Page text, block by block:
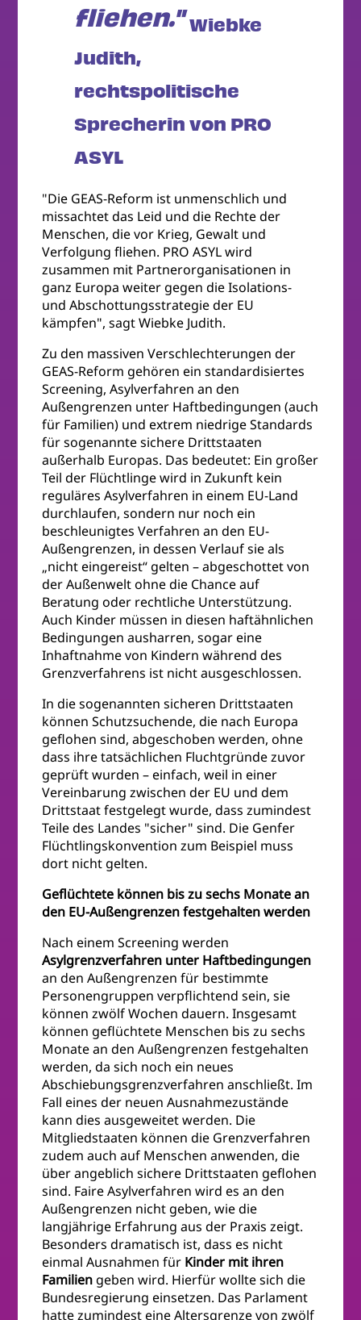
fliehen." Wiebke
Judith,
rechtspolitische
Sprecherin von PRO
ASYL
"Die GEAS-Reform ist unmenschlich und
missachtet das Leid und die Rechte der
Menschen, die vor Krieg, Gewalt und
Verfolgung fliehen. PRO ASYL wird
zusammen mit Partnerorganisationen in
ganz Europa weiter gegen die Isolations-
und Abschottungsstrategie der EU
kämpfen", sagt Wiebke Judith.
Zu den massiven Verschlechterungen der
GEAS-Reform gehören ein standardisiertes
Screening, Asylverfahren an den
Außengrenzen unter Haftbedingungen (auch
für Familien) und extrem niedrige Standards
für sogenannte sichere Drittstaaten
außerhalb Europas. Das bedeutet: Ein großer
Teil der Flüchtlinge wird in Zukunft kein
reguläres Asylverfahren in einem EU-Land
durchlaufen, sondern nur noch ein
beschleunigtes Verfahren an den EU-
Außengrenzen, in dessen Verlauf sie als
„nicht eingereist“ gelten – abgeschottet von
der Außenwelt ohne die Chance auf
Beratung oder rechtliche Unterstützung.
Auch Kinder müssen in diesen haftähnlichen
Bedingungen ausharren, sogar eine
Inhaftnahme von Kindern während des
Grenzverfahrens ist nicht ausgeschlossen.
In die sogenannten sicheren Drittstaaten
können Schutzsuchende, die nach Europa
geflohen sind, abgeschoben werden, ohne
dass ihre tatsächlichen Fluchtgründe zuvor
geprüft wurden – einfach, weil in einer
Vereinbarung zwischen der EU und dem
Drittstaat festgelegt wurde, dass zumindest
Teile des Landes "sicher" sind. Die Genfer
Flüchtlingskonvention zum Beispiel muss
dort nicht gelten.
Geflüchtete können bis zu sechs Monate an
den EU-Außengrenzen festgehalten werden
Nach einem Screening werden
Asylgrenzverfahren unter Haftbedingungen
an den Außengrenzen für bestimmte
Personengruppen verpflichtend sein, sie
können zwölf Wochen dauern. Insgesamt
können geflüchtete Menschen bis zu sechs
Monate an den Außengrenzen festgehalten
werden, da sich noch ein neues
Abschiebungsgrenzverfahren anschließt. Im
Fall eines der neuen Ausnahmezustände
kann dies ausgeweitet werden. Die
Mitgliedstaaten können die Grenzverfahren
zudem auch auf Menschen anwenden, die
über angeblich sichere Drittstaaten geflohen
sind. Faire Asylverfahren wird es an den
Außengrenzen nicht geben, wie die
langjährige Erfahrung aus der Praxis zeigt.
Besonders dramatisch ist, dass es nicht
einmal Ausnahmen für Kinder mit ihren
Familien geben wird. Hierfür wollte sich die
Bundesregierung einsetzen. Das Parlament
hatte zumindest eine Altersgrenze von zwölf